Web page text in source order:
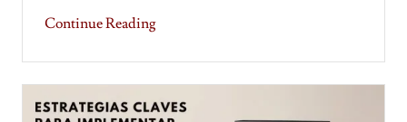
Continue Reading